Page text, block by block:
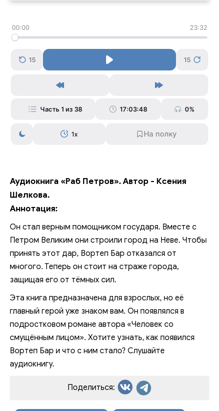
00:00 23:32
15 15
Часть 1 из 38 17:03:48 0%
1x
Аудиокнига «Раб Петров». Автор - Ксения
Шелкова.
Аннотация:
Он стал верным помощником государя. Вместе с
Петром Великим они строили город на Неве. Чтобы
принять этот дар, Вортеп Бар отказался от
многого. Теперь он стоит на страже города,
защищая его от тёмных сил.
Эта книга предназначена для взрослых, но её
главный герой уже знаком вам. Он появлялся в
подростковом романе автора «Человек со
смущённым лицом». Хотите узнать, как появился
Вортеп Бар и что с ним стало? Слушайте
аудиокнигу.
Поделиться: